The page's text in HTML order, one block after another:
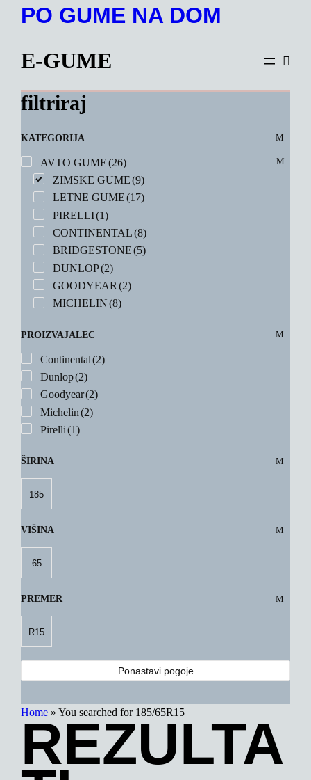
PreskočiPO GUME NA DOM
E-GUME
filtriraj
KATEGORIJA
AVTO GUME(26)
ZIMSKE GUME(9)
LETNE GUME(17)
PIRELLI(1)
CONTINENTAL(8)
BRIDGESTONE(5)
DUNLOP(2)
GOODYEAR (2)
MICHELIN(8)
PROIZVAJALEC
Continental(2)
Dunlop(2)
Goodyear(2)
Michelin(2)
Pirelli(1)
ŠIRINA
185
VIŠINA
65
PREMER
R15
Ponastavi pogoje
Home » You searched for 185/65R15
REZULTA